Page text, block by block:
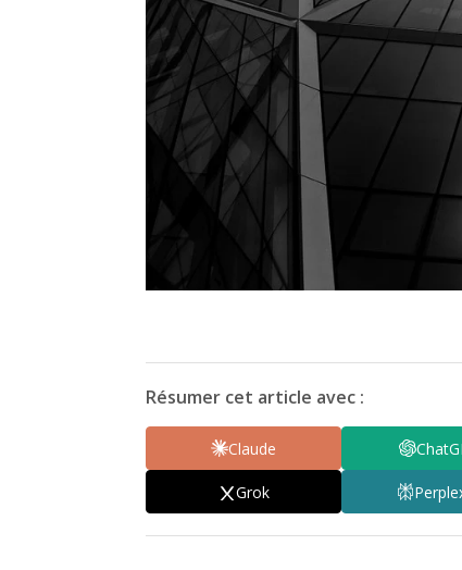
Résumer cet article avec :
Claude
Grok